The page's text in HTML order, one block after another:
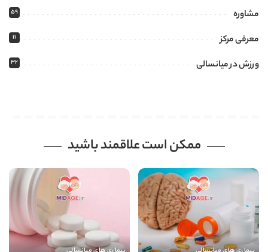
مشاوره 59
معرفی مرکز 11
ورزش در میانسالی 32
ممکن است علاقمند باشید